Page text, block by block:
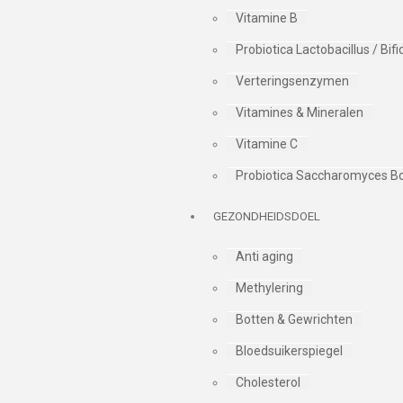
Vitamine B
Probiotica Lactobacillus /
Verteringsenzymen
Vitamines & Mineralen
Vitamine C
Probiotica Saccharomyces
GEZONDHEIDSDOEL
Anti aging
Methylering
Botten & Gewrichten
Bloedsuikerspiegel
Cholesterol